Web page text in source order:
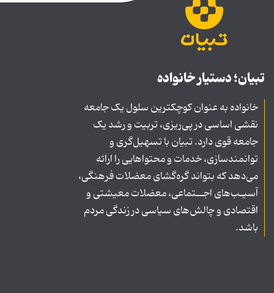
تبیان؛ دستیار خانواده
خانواده به عنوان کوچکترین سلول یک جامعه
نقشی اساسی در پی‌ریزی، تربیت و رشد یک
جامعه قوی دارد. تبیان با تسهیل‌گری و
توانمندسازی، خدمات و محتواهایی را ارائه
می‌دهد که بتواند گره‌گشای معضلات فرهنگی،
آسیـب‌های اجــتماعی، معضلات معیشتی و
اقتصادی و چالش‌های سیاسی در زندگی مردم
باشد.